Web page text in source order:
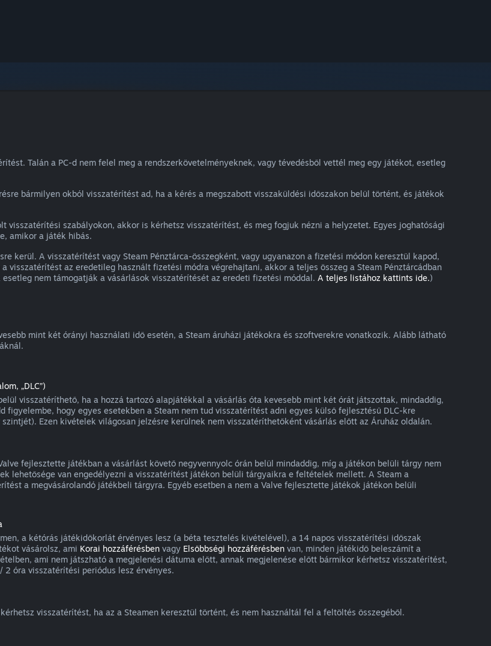
Talán a PC-d nem felel meg a rendszerkövetelményeknek, vagy tévedésből vettél meg egy játékot, esetleg
bármilyen okból visszatérítést ad, ha a kérés a megszabott visszaküldési időszakon belül történt, és játékok
szabályokon, akkor is kérhetsz visszatérítést, és meg fogjuk nézni a helyzetet. Egyes joghatósági
amikor a játék hibás.
kerül. A visszatérítést vagy Steam Pénztárca-összegként, vagy ugyanazon a fizetési módon keresztül kapod,
visszatérítést az eredetileg használt fizetési módra végrehajtani, akkor a teljes összeg a Steam Pénztárcádban
nem támogatják a vásárlások visszatérítését az eredeti fizetési móddal. A teljes listához kattints ide.)
mint két órányi használati idő esetén, a Steam áruházi játékokra és szoftverekre vonatkozik. Alább látható
„DLC”)
visszatéríthető, ha a hozzá tartozó alapjátékkal a vásárlás óta kevesebb mint két órát játszottak, mindaddig,
figyelembe, hogy egyes esetekben a Steam nem tud visszatérítést adni egyes külső fejlesztésű DLC-kre
Ezen kivételek világosan jelzésre kerülnek nem visszatéríthetőként vásárlás előtt az Áruház oldalán.
fejlesztette játékban a vásárlást követő negyvennyolc órán belül mindaddig, míg a játékon belüli tárgy nem
lehetősége van engedélyezni a visszatérítést játékon belüli tárgyaikra e feltételek mellett. A Steam a
a megvásárolandó játékbeli tárgyra. Egyéb esetben a nem a Valve fejlesztette játékok játékon belüli
a kétórás játékidőkorlát érvényes lesz (a béta tesztelés kivételével), a 14 napos visszatérítési időszak
vásárolsz, ami Korai hozzáférésben vagy Elsőbbségi hozzáférésben van, minden játékidő beleszámít a
ami nem játszható a megjelenési dátuma előtt, annak megjelenése előtt bármikor kérhetsz visszatérítést,
óra visszatérítési periódus lesz érvényes.
visszatérítést, ha az a Steamen keresztül történt, és nem használtál fel a feltöltés összegéből.